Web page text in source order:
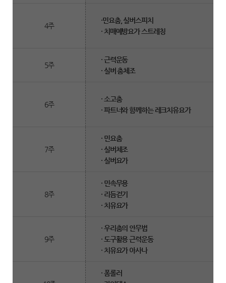
4주
·민요춤, 실버스피치
· 치매예방요가 스트레칭
5주
· 근력운동
· 실버 춤체조
6주
· 소고춤
· 파트너와 함께하는 레크치유요가
7주
· 민요춤
· 실버체조
· 실버요가
8주
· 민속무용
· 리듬걷기
· 치유요가
9주
· 우리춤의 안무법
· 도구활용 근력운동
· 치유요가 아사나
· 폼롤러